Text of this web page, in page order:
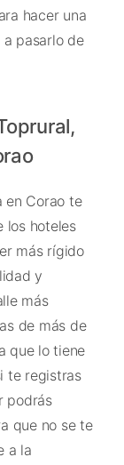
hacer una
a pasarlo de
en Corao te
los hoteles
más rígido
y
más
de más de
que lo tiene
te registras
podrás
que no se te
a la